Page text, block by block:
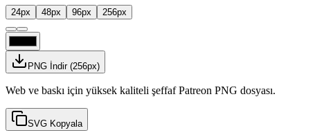
24px 48px 96px 256px
PNG İndir(256px)
Web ve baskı için yüksek kaliteli şeffaf Patreon PNG dosyası.
SVG Kopyala